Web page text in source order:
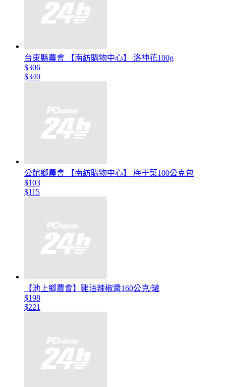
台東縣農會 【南紡購物中心】 洛神花100g
$306
$340
公館鄉農會 【南紡購物中心】 梅干菜100公克包
$103
$115
【池上鄉農會】雞油辣椒醬160公克/罐
$198
$221